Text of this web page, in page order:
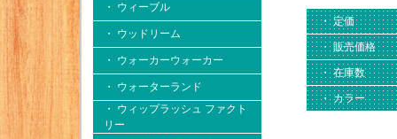
・ ウィーブル
・ ウッドリーム
・ ウォーカーウォーカー
・ ウォーターランド
・ ウィップラッシュ ファクト
リー
・ 定価
・ 販売価格
・ 在庫数
・ カラー